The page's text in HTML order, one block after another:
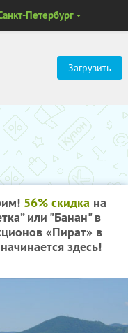
Загрузить
Петербург
56% скидка на
или "Банан" в
«Пират» в
здесь!